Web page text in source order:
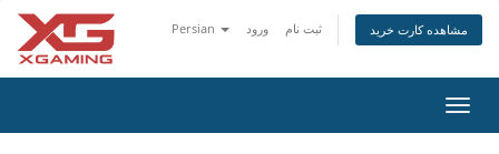
Persian ورود ثبت نام مشاهده کارت خرید
تغییر